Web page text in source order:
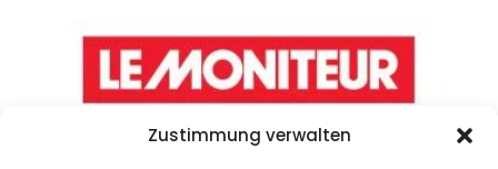
Zustimmung verwalten